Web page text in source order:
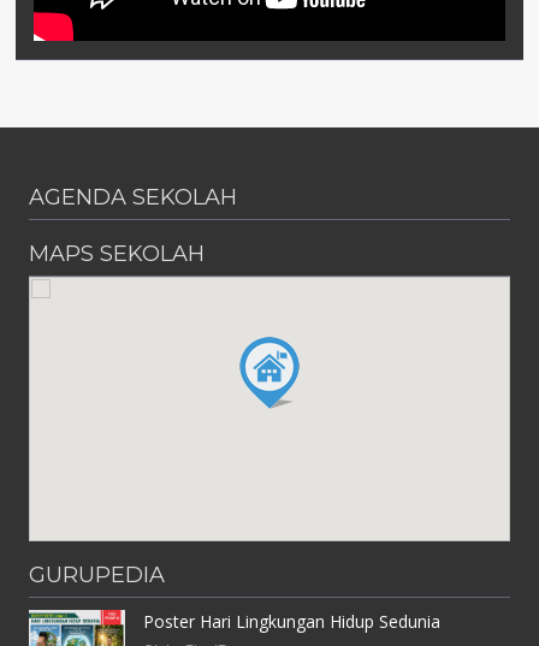
AGENDA SEKOLAH
MAPS SEKOLAH
GURUPEDIA
Poster Hari Lingkungan Hidup Sedunia